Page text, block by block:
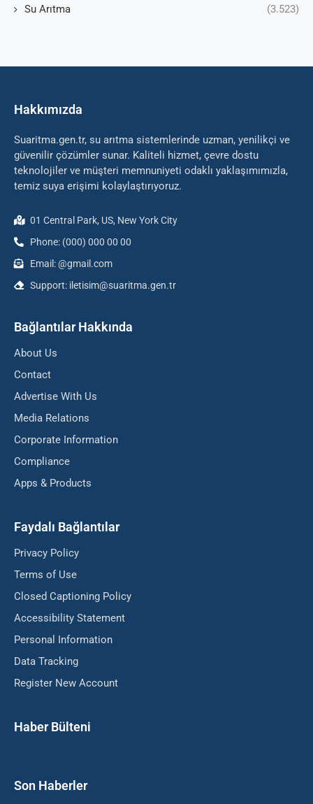
Su Arıtma (3.523)
Hakkımızda
Suaritma.gen.tr, su arıtma sistemlerinde uzman, yenilikçi ve
güvenilir çözümler sunar. Kaliteli hizmet, çevre dostu
teknolojiler ve müşteri memnuniyeti odaklı yaklaşımımızla,
temiz suya erişimi kolaylaştırıyoruz.
01 Central Park, US, New York City
Phone: (000) 000 00 00
Email: @gmail.com
Support: iletisim@suaritma.gen.tr
Bağlantılar Hakkında
About Us
Contact
Advertise With Us
Media Relations
Corporate Information
Compliance
Apps & Products
Faydalı Bağlantılar
Privacy Policy
Terms of Use
Closed Captioning Policy
Accessibility Statement
Personal Information
Data Tracking
Register New Account
Haber Bülteni
Son Haberler